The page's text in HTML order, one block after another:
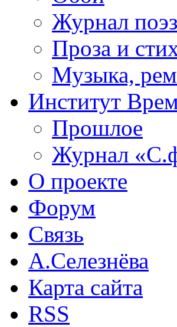
Журнал
Проза и
Музыка,
Институт
Прошлое
Журнал
О проекте
Форум
Связь
А.Селезнёва
Карта сайта
RSS